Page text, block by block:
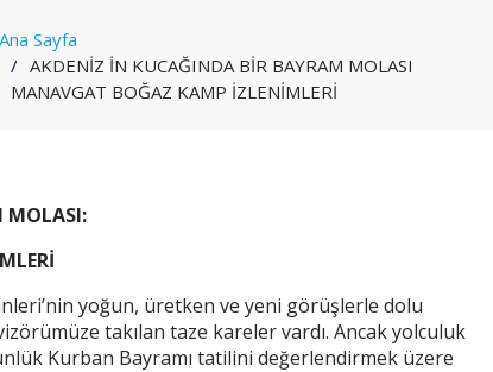
Ana Sayfa
AKDENİZ İN KUCAĞINDA BİR BAYRAM MOLASI
MANAVGAT BOĞAZ KAMP İZLENİMLERİ
MOLASI:
yoğun, üretken ve yeni görüşlerle dolu
takılan taze kareler vardı. Ancak yolculuk
Kurban Bayramı tatilini değerlendirmek üzere